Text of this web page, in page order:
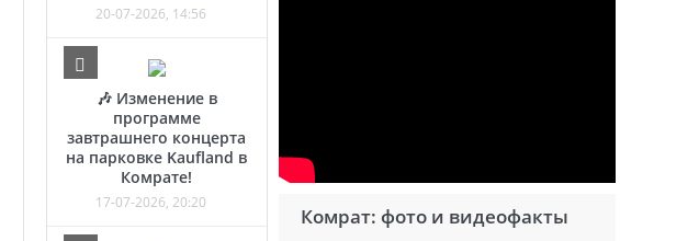
20-07-2026, 14:56
🎶 Изменение в
программе
завтрашнего концерта
на парковке Kaufland в
Комрате!
17-07-2026, 20:20
Комрат: фото и видеофакты